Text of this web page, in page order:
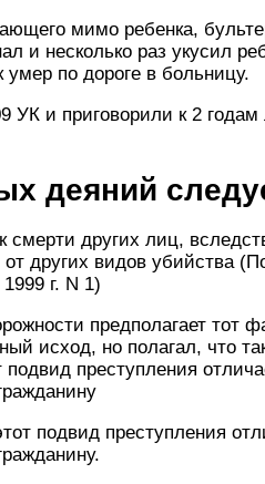
мимо ребенка,
и несколько раз укусил
по дороге в больницу.
УК и приговорили к 2
деяний
смерти других лиц,
других видов убийства
г. N 1)
предполагает тот
исход, но полагал, что
преступления
подвид преступления